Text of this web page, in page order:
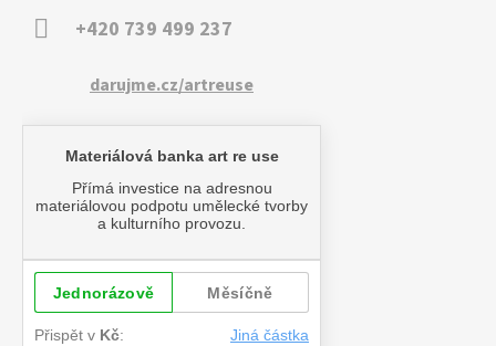
+420 739 499 237
darujme.cz/artreuse